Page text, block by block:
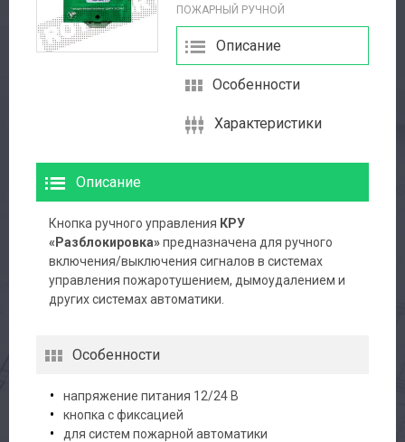
ПОЖАРНЫЙ РУЧНОЙ
Описание
Особенности
Характеристики
Описание
Кнопка ручного управления КРУ
«Разблокировка»предназначена для ручного
включения/выключения сигналов в системах
управления пожаротушением, дымоудалением и
других системах автоматики.
Особенности
напряжение питания 12/24 В
кнопка с фиксацией
для систем пожарной автоматики